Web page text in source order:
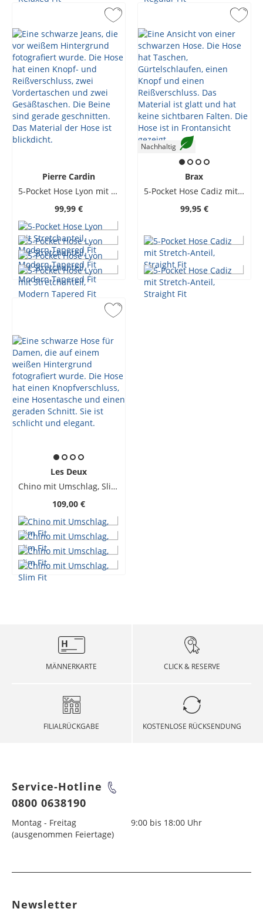
Pierre Cardin
5-Pocket Hose Lyon mit Stretchanteil, Modern Tapered Fit
99,99 €
Nachhaltig
Brax
5-Pocket Hose Cadiz mit Stretch-Anteil, Straight Fit
99,95 €
Les Deux
Chino mit Umschlag, Slim Fit
109,00 €
MÄNNERKARTE CLICK & RESERVE
FILIALRÜCKGABE KOSTENLOSE RÜCKSENDUNG
Service-Hotline
0800 0638190
Montag - Freitag
9:00 bis 18:00 Uhr
(ausgenommen Feiertage)
Newsletter